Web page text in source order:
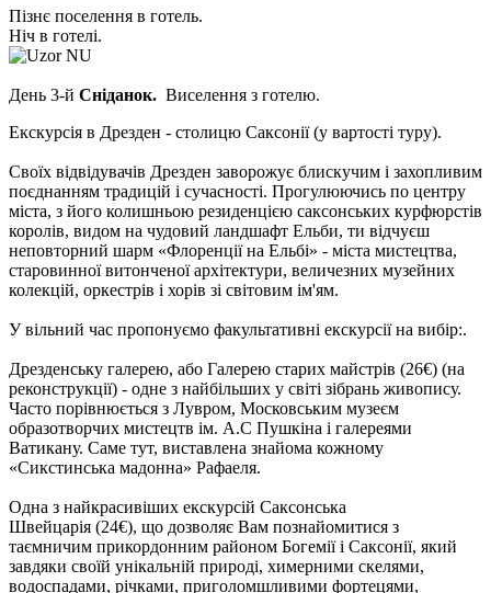
Пізнє поселення в готель.
Ніч в готелі.
День 3-й Сніданок. Виселення з готелю.
Екскурсія в Дрезден - столицю Саксонії(у вартості туру).
Своїх відвідувачів Дрезден заворожує блискучим і захопливим
поєднанням традицій і сучасності. Прогулюючись по центру
міста, з його колишньою резиденцією саксонських курфюрстів
королів, видом на чудовий ландшафт Ельби, ти відчуєш
неповторний шарм «Флоренції на Ельбі» - міста мистецтва,
старовинної витонченої архітектури, величезних музейних
колекцій, оркестрів і хорів зі світовим ім'ям.
У вільний час пропонуємо факультативні екскурсії на вибір:.
Дрезденську галерею, або Галерею старих майстрів (26€) (на
реконструкції) - одне з найбільших у світі зібрань живопису.
Часто порівнюється з Лувром, Московським музеєм
образотворчих мистецтв ім. А.С Пушкіна і галереями
Ватикану. Саме тут, виставлена знайома кожному
«Сикстинська мадонна» Рафаеля.
Одна з найкрасивіших екскурсій Саксонська
Швейцарія (24€), що дозволяє Вам познайомитися з
таємничим прикордонним районом Богемії і Саксонії, який
завдяки своїй унікальній природі, химерними скелями,
водоспадами, річками, приголомшливими фортецями,